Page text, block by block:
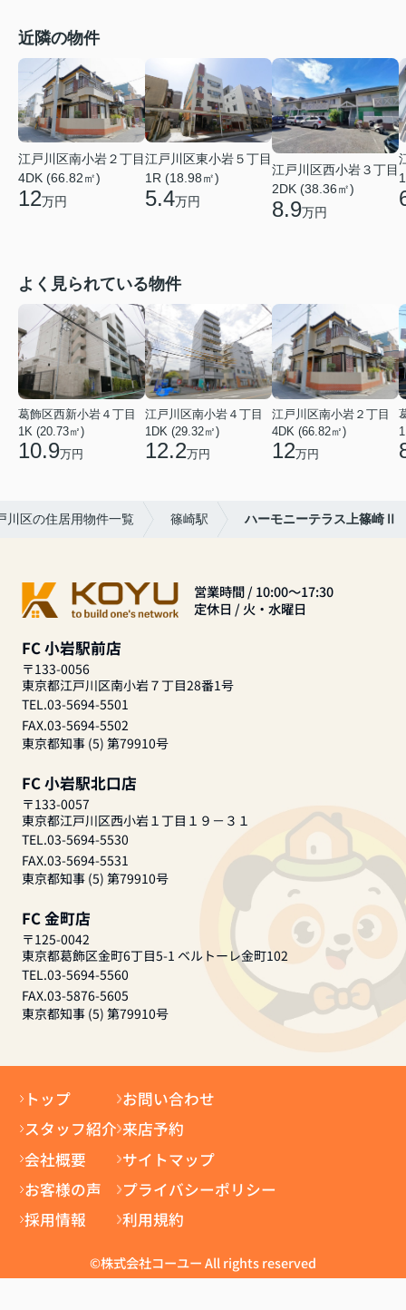
近隣の物件
江戸川区南小岩２丁目
4DK (66.82㎡)
12万円
江戸川区東小岩５丁目
1R (18.98㎡)
5.4万円
江戸川区西小岩３丁目
2DK (38.36㎡)
8.9万円
よく見られている物件
葛飾区西新小岩４丁目
1K (20.73㎡)
10.9万円
江戸川区南小岩４丁目
1DK (29.32㎡)
12.2万円
江戸川区南小岩２丁目
4DK (66.82㎡)
12万円
川区の住居用物件一覧 篠崎駅 ハーモニーテラス上篠崎Ⅱ
営業時間 / 10:00～17:30
定休日 / 火・水曜日
FC 小岩駅前店
〒133-0056
東京都江戸川区南小岩７丁目28番1号
TEL.03-5694-5501
FAX.03-5694-5502
東京都知事 (5) 第79910号
FC 小岩駅北口店
〒133-0057
東京都江戸川区西小岩１丁目１９－３１
TEL.03-5694-5530
FAX.03-5694-5531
東京都知事 (5) 第79910号
FC 金町店
〒125-0042
東京都葛飾区金町6丁目5-1 ベルトーレ金町102
TEL.03-5694-5560
FAX.03-5876-5605
東京都知事 (5) 第79910号
トップ
スタッフ紹介
会社概要
お客様の声
採用情報
お問い合わせ
来店予約
サイトマップ
プライバシーポリシー
利用規約
©株式会社コーユー All rights reserved